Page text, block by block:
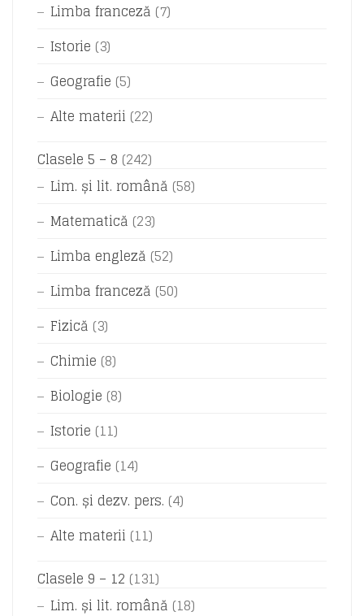
Limba franceză (7)
Istorie (3)
Geografie (5)
Alte materii (22)
Clasele 5 – 8 (242)
Lim. și lit. română (58)
Matematică (23)
Limba engleză (52)
Limba franceză (50)
Fizică (3)
Chimie (8)
Biologie (8)
Istorie (11)
Geografie (14)
Con. și dezv. pers. (4)
Alte materii (11)
Clasele 9 – 12 (131)
Lim. și lit. română (18)